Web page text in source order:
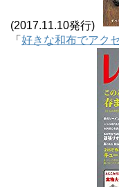
(2017.11.10発行)
「 好きな和布でアク